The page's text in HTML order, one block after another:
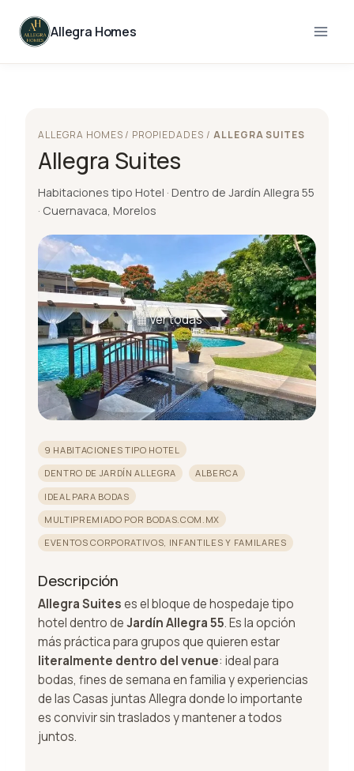
content
Allegra Homes
ALLEGRA HOMES / PROPIEDADES / ALLEGRA SUITES
Allegra Suites
Habitaciones tipo Hotel · Dentro de Jardín Allegra 55
· Cuernavaca, Morelos
▦Ver todas
9 HABITACIONES TIPO HOTEL
DENTRO DE JARDÍN ALLEGRA
ALBERCA
IDEAL PARA BODAS
MULTIPREMIADO POR BODAS.COM.MX
EVENTOS CORPORATIVOS, INFANTILES Y FAMILARES
Descripción
Allegra Suiteses el bloque de hospedaje tipo
hotel dentro deJardín Allegra 55. Es la opción
más práctica para grupos que quieren estar
literalmente dentro del venue: ideal para
bodas, fines de semana en familia y experiencias
de las Casas juntas Allegra donde lo importante
es convivir sin traslados y mantener a todos
juntos.